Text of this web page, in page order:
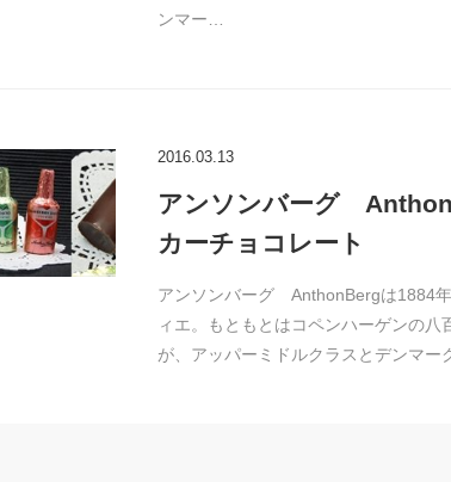
ンマー…
2016.03.13
アンソンバーグ
カーチョコレート
アンソンバーグ AnthonBergは1884
ィエ。もともとはコペンハーゲンの八
が、アッパーミドルクラスとデンマー